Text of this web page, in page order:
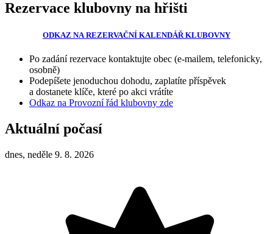
Rezervace klubovny na hřišti
ODKAZ NA REZERVAČNÍ KALENDÁŘ KLUBOVNY
Po zadání rezervace kontaktujte obec (e-mailem, telefonicky,
osobně)
Podepíšete jenoduchou dohodu, zaplatíte příspěvek
a dostanete klíče, které po akci vrátíte
Odkaz na Provozní řád klubovny zde
Aktuální počasí
dnes, neděle 9. 8. 2026